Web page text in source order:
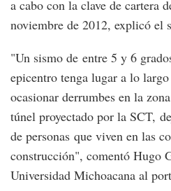
a cabo con la clave de cartera
noviembre de 2012, explicó el
"Un sismo de entre 5 y 6
epicentro tenga lugar a lo
ocasionar derrumbes en la
túnel proyectado por la SCT,
de personas que viven en las
construcción", comentó Hugo
Universidad Michoacana al